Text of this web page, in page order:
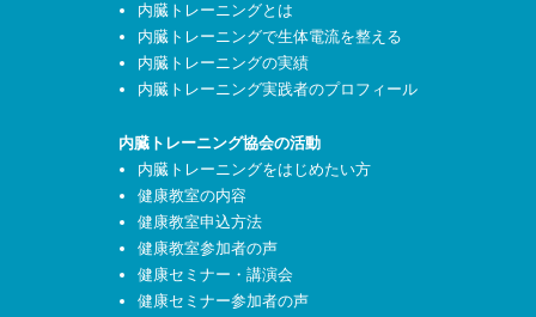
内臓トレーニングとは
内臓トレーニングで生体電流を整える
内臓トレーニングの実績
内臓トレーニング実践者のプロフィール
内臓トレーニング協会の活動
内臓トレーニングをはじめたい方
健康教室の内容
健康教室申込方法
健康教室参加者の声
健康セミナー・講演会
健康セミナー参加者の声